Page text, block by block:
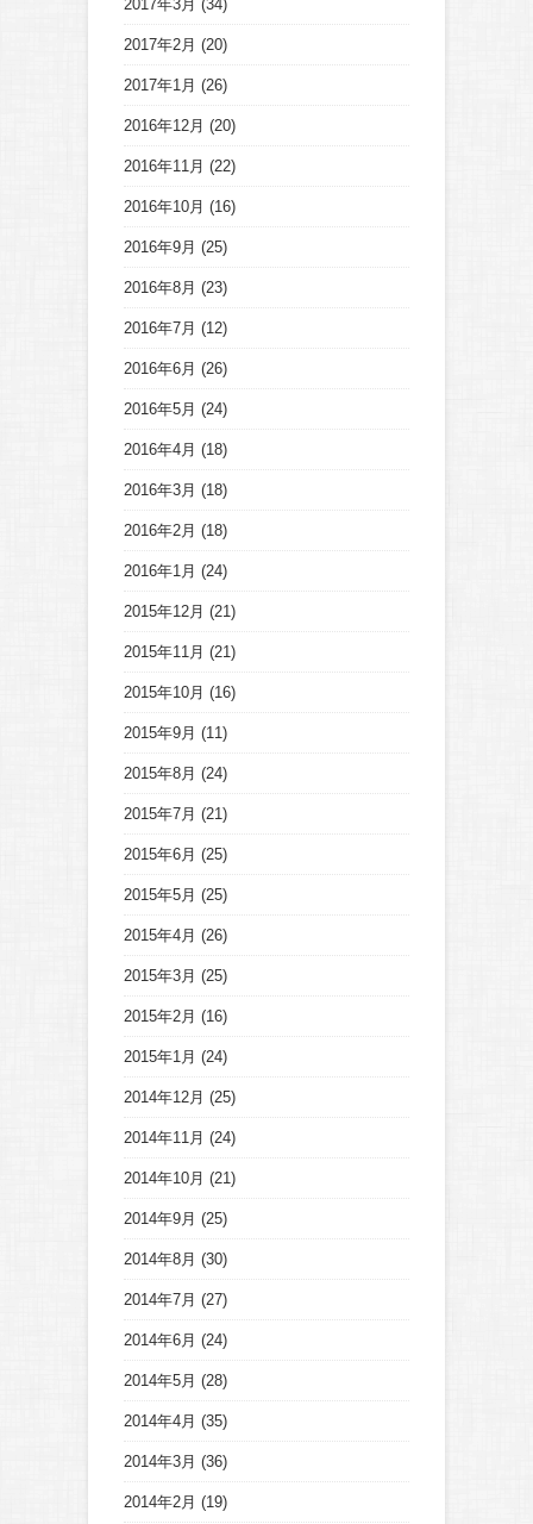
2017年3月 (34)
2017年2月 (20)
2017年1月 (26)
2016年12月 (20)
2016年11月 (22)
2016年10月 (16)
2016年9月 (25)
2016年8月 (23)
2016年7月 (12)
2016年6月 (26)
2016年5月 (24)
2016年4月 (18)
2016年3月 (18)
2016年2月 (18)
2016年1月 (24)
2015年12月 (21)
2015年11月 (21)
2015年10月 (16)
2015年9月 (11)
2015年8月 (24)
2015年7月 (21)
2015年6月 (25)
2015年5月 (25)
2015年4月 (26)
2015年3月 (25)
2015年2月 (16)
2015年1月 (24)
2014年12月 (25)
2014年11月 (24)
2014年10月 (21)
2014年9月 (25)
2014年8月 (30)
2014年7月 (27)
2014年6月 (24)
2014年5月 (28)
2014年4月 (35)
2014年3月 (36)
2014年2月 (19)